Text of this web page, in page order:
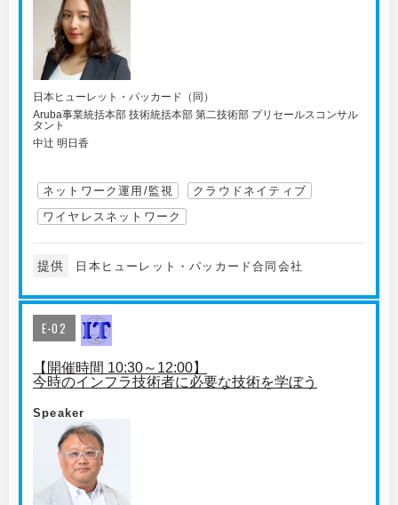
日本ヒューレット・パッカード（同）
Aruba事業統括本部 技術統括本部 第二技術部 プリセールスコンサル
タント
中辻 明日香
ネットワーク運用/監視
クラウドネイティブ
ワイヤレスネットワーク
提供 日本ヒューレット・パッカード合同会社
E-02
【開催時間 10:30～12:00】
今時のインフラ技術者に必要な技術を学ぼう
Speaker